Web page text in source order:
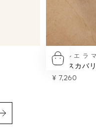
ラール エ ラ
ディスカバ
¥ 7,260